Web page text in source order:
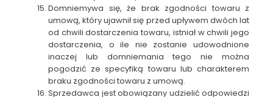
Domniemywa się, że brak zgodności towaru z
umową, który ujawnił się przed upływem dwóch lat
od chwili dostarczenia towaru, istniał w chwili jego
dostarczenia, o ile nie zostanie udowodnione
inaczej lub domniemania tego nie można
pogodzić ze specyfiką towaru lub charakterem
braku zgodności towaru z umową.
Sprzedawca jest obowiązany udzielić odpowiedzi